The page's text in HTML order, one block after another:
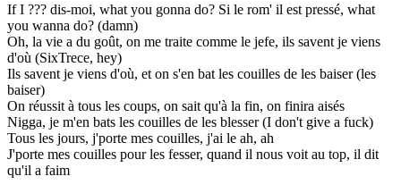
If I ??? dis-moi, what you gonna do? Si le rom' il est pressé, what
you wanna do? (damn)
Oh, la vie a du goût, on me traite comme le jefe, ils savent je viens
d'où (SixTrece, hey)
Ils savent je viens d'où, et on s'en bat les couilles de les baiser (les
baiser)
On réussit à tous les coups, on sait qu'à la fin, on finira aisés
Nigga, je m'en bats les couilles de les blesser (I don't give a fuck)
Tous les jours, j'porte mes couilles, j'ai le ah, ah
J'porte mes couilles pour les fesser, quand il nous voit au top, il dit
qu'il a faim